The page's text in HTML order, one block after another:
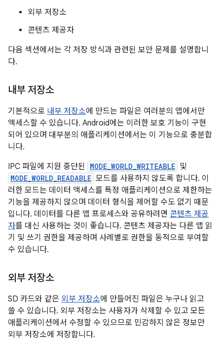
외부 저장소
콘텐츠 제공자
다음 섹션에서는 각 저장 방식과 관련된 보안 문제를 설명합니
다.
내부 저장소
기본적으로 내부 저장소에 만드는 파일은 여러분의 앱에서만
액세스할 수 있습니다. Android에는 이러한 보호 기능이 구현
되어 있으며 대부분의 애플리케이션에서는 이 기능으로 충분합
니다.
IPC 파일에 지원 중단된 MODE_WORLD_WRITEABLE 및
MODE_WORLD_READABLE 모드를 사용하지 않도록 합니다. 이
러한 모드는 데이터 액세스를 특정 애플리케이션으로 제한하는
기능을 제공하지 않으며 데이터 형식을 제어할 수도 없기 때문
입니다. 데이터를 다른 앱 프로세스와 공유하려면 콘텐츠 제공
자를 대신 사용하는 것이 좋습니다. 콘텐츠 제공자는 다른 앱 읽
기 및 쓰기 권한을 제공하며 사례별로 권한을 동적으로 부여할
수 있습니다.
외부 저장소
SD 카드와 같은 외부 저장소에 만들어진 파일은 누구나 읽고
쓸 수 있습니다. 외부 저장소는 사용자가 삭제할 수 있고 모든
애플리케이션에서 수정할 수 있으므로 민감하지 않은 정보만
외부 저장소에 저장합니다.